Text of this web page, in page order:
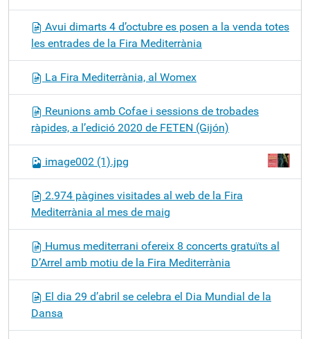
Avui dimarts 4 d’octubre es posen a la venda totes
les entrades de la Fira Mediterrània
La Fira Mediterrània, al Womex
Reunions amb Cofae i sessions de trobades
ràpides, a l’edició 2020 de FETEN (Gijón)
image002 (1).jpg
2.974 pàgines visitades al web de la Fira
Mediterrània al mes de maig
Humus mediterrani ofereix 8 concerts gratuïts al
D’Arrel amb motiu de la Fira Mediterrània
El dia 29 d’abril se celebra el Dia Mundial de la
Dansa